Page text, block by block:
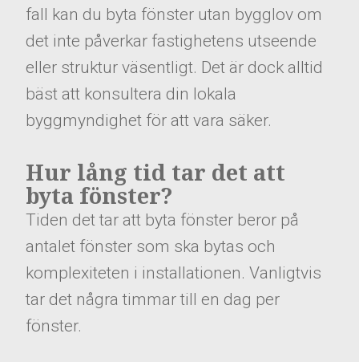
fall kan du byta fönster utan bygglov om
det inte påverkar fastighetens utseende
eller struktur väsentligt. Det är dock alltid
bäst att konsultera din lokala
byggmyndighet för att vara säker.
Hur lång tid tar det att
byta fönster?
Tiden det tar att byta fönster beror på
antalet fönster som ska bytas och
komplexiteten i installationen. Vanligtvis
tar det några timmar till en dag per
fönster.